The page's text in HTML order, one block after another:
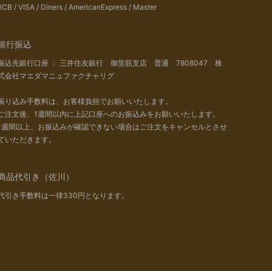
/ VISA / Diners / AmericanExpress / Master
行振込
込先銀行口座 ： 三井住友銀行 御堂筋支店 普通 7808047 株
会社マエダマニュファクチャリグ
り込み手数料は、お客様負担でお願いいたします。
注文後、1週間以内に上記口座へのお振込みをお願いいたします。
週間以上、お振込みが確認できない場合はご注文をキャンセルとさせ
いただきます。
品代引き（佐川）
引き手数料は一律330円となります。